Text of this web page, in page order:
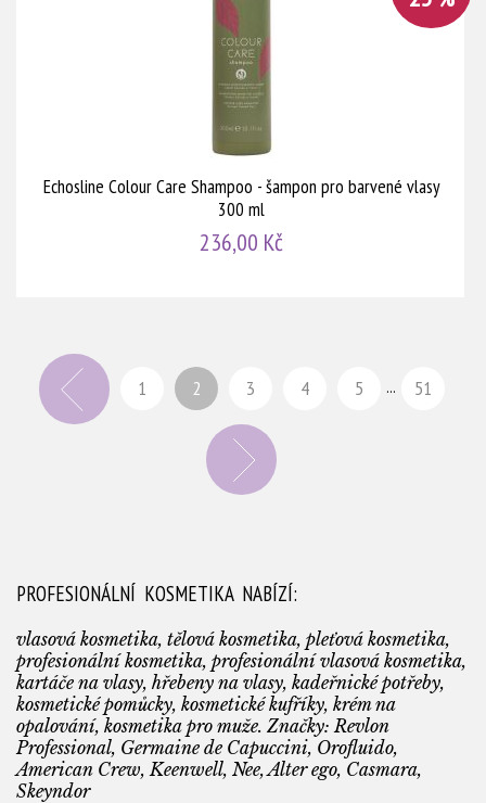
Echosline Colour Care Shampoo - šampon pro barvené vlasy
300 ml
236,00 Kč
1 2 3 4 5 ... 51
PROFESIONÁLNÍ KOSMETIKA NABÍZÍ:
vlasová kosmetika, tělová kosmetika, pleťová kosmetika,
profesionální kosmetika, profesionální vlasová kosmetika,
kartáče na vlasy, hřebeny na vlasy, kadeřnické potřeby,
kosmetické pomůcky, kosmetické kufříky, krém na
opalování, kosmetika pro muže. Značky: Revlon
Professional, Germaine de Capuccini, Orofluido,
American Crew, Keenwell, Nee, Alter ego, Casmara,
Skeyndor